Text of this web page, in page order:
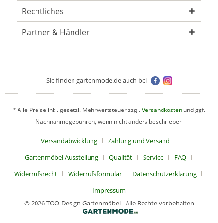
Rechtliches
Partner & Händler
Sie finden gartenmode.de auch bei
* Alle Preise inkl. gesetzl. Mehrwertsteuer zzgl.Versandkosten und ggf.
Nachnahmegebühren, wenn nicht anders beschrieben
Versandabwicklung
Zahlung und Versand
Gartenmöbel Ausstellung
Qualität Service
FAQ
Widerrufsrecht
Widerrufsformular
Datenschutzerklärung
Impressum
© 2026 TOO-Design Gartenmöbel - Alle Rechte vorbehalten